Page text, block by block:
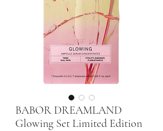
BABOR DREAMLAND
Glowing Set Limited Edition